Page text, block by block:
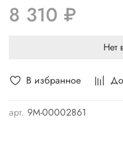
В избранное
арт. 9М-00002861
8 310 ₽
Нет